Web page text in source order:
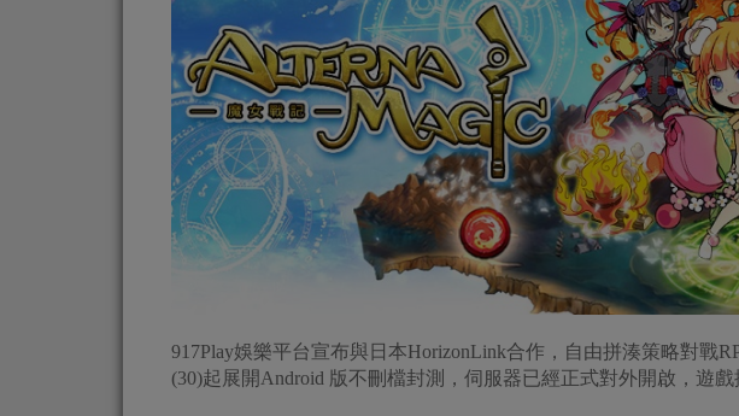
917Play娛樂平台宣布與日本HorizonLink合作，自由拼湊策略對戰
(30)起展開Android 版不刪檔封測，伺服器已經正式對外開啟，遊